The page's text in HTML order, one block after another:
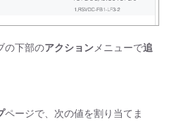
の下部のアクションメニューで追
ページで、次の値を割り当てま